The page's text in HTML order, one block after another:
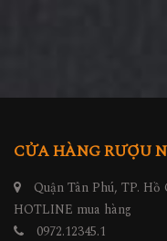
CỬA HÀNG RƯỢU
Quận Tân Phú, TP.
HOTLINE mua hàng
0972.12345.1